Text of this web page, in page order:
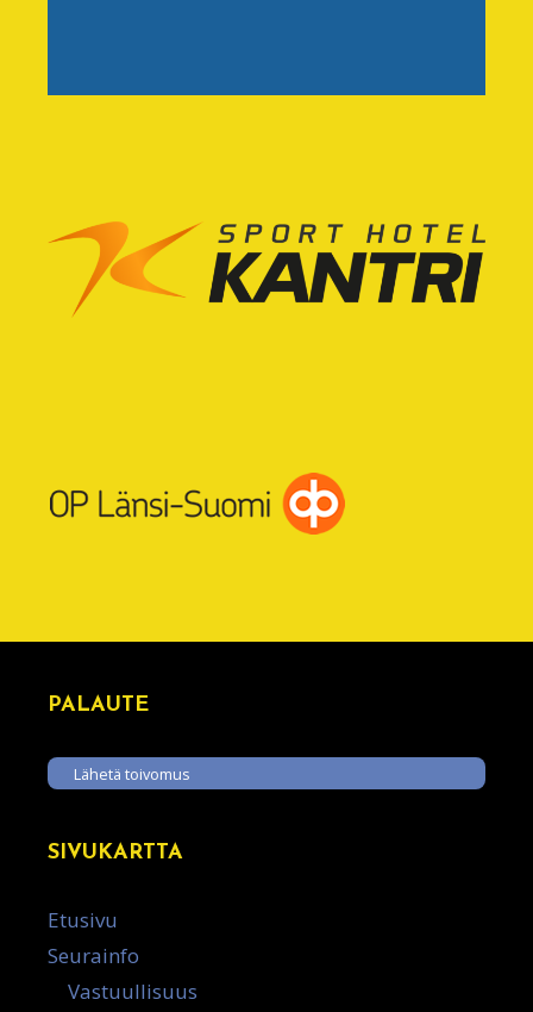
PALAUTE
Lähetä toivomus
SIVUKARTTA
Etusivu
Seurainfo
Vastuullisuus